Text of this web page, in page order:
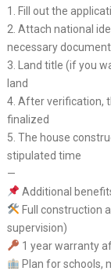
1. Fill out the
2. Attach national
necessary
3. Land title (if you
land
4. After verification,
finalized
5. The house
stipulated time
—
Additional
Full construction
supervision)
1 year warranty
Plan for schools,